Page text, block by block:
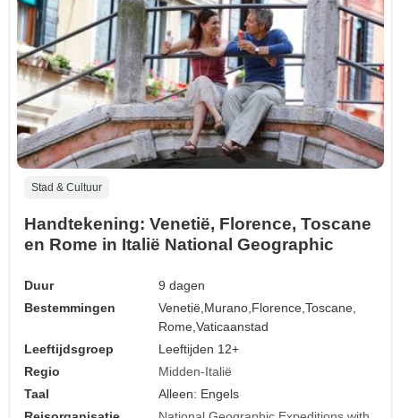
Stad & Cultuur
Handtekening: Venetië, Florence, Toscane
en Rome in Italië National Geographic
Duur
9 dagen
Bestemmingen
Venetië, Murano, Florence,Toscane,
Rome,Vaticaanstad
Leeftijdsgroep
Leeftijden 12+
Regio
Midden-Italië
Taal
Alleen: Engels